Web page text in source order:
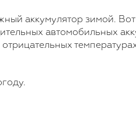
аккумулятор зимой.
автомобильных